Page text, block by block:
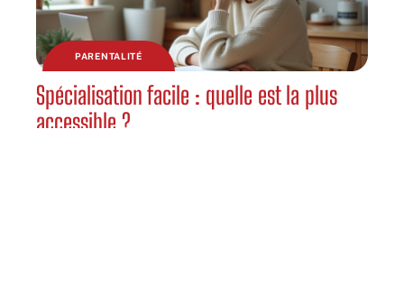
PARENTALITÉ
Spécialisation facile : quelle est la plus
accessible ?